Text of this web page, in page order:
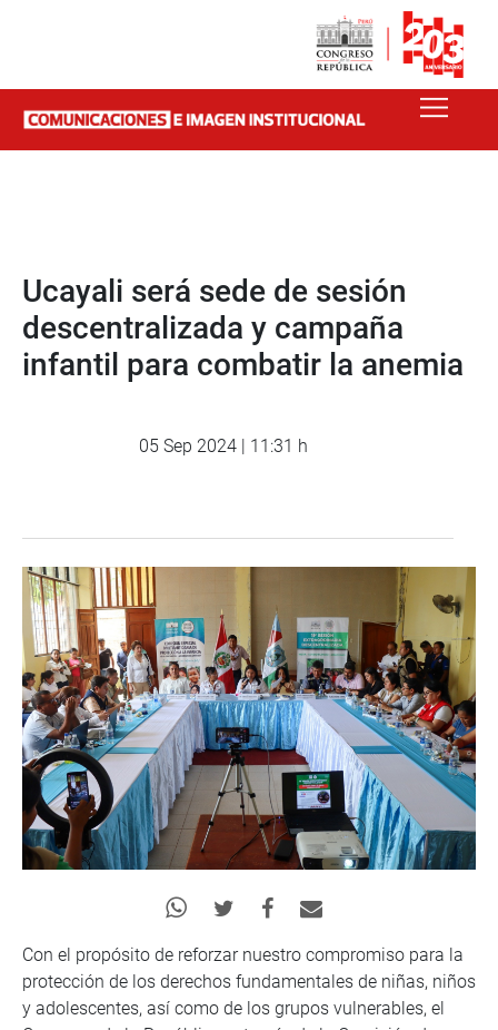
Ucayali será sede de sesión
descentralizada y campaña
infantil para combatir la anemia
05 Sep 2024 | 11:31 h
Con el propósito de reforzar nuestro compromiso para la
protección de los derechos fundamentales de niñas, niños
y adolescentes, así como de los grupos vulnerables, el